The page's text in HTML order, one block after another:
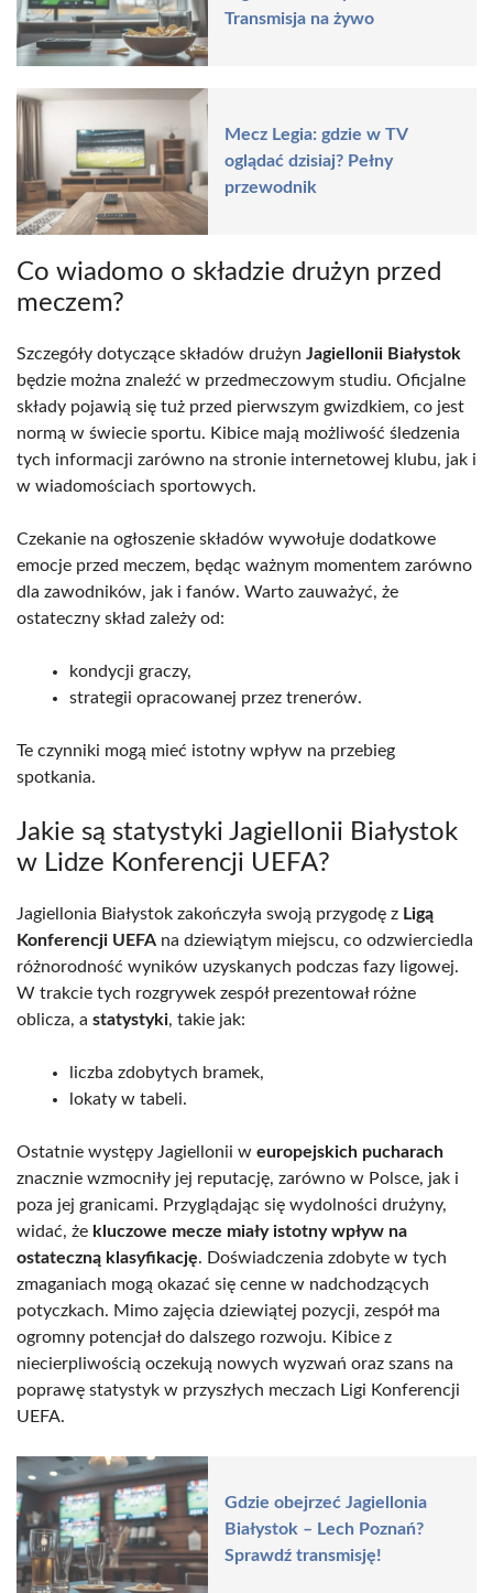
Transmisja na żywo
Mecz Legia: gdzie w TV
oglądać dzisiaj? Pełny
przewodnik
Co wiadomo o składzie drużyn przed
meczem?
Szczegóły dotyczące składów drużyn Jagiellonii Białystok
będzie można znaleźć w przedmeczowym studiu. Oficjalne
składy pojawią się tuż przed pierwszym gwizdkiem, co jest
normą w świecie sportu. Kibice mają możliwość śledzenia
tych informacji zarówno na stronie internetowej klubu, jak i
w wiadomościach sportowych.
Czekanie na ogłoszenie składów wywołuje dodatkowe
emocje przed meczem, będąc ważnym momentem zarówno
dla zawodników, jak i fanów. Warto zauważyć, że
ostateczny skład zależy od:
kondycji graczy,
strategii opracowanej przez trenerów.
Te czynniki mogą mieć istotny wpływ na przebieg
spotkania.
Jakie są statystyki Jagiellonii Białystok
w Lidze Konferencji UEFA?
Jagiellonia Białystok zakończyła swoją przygodę z Ligą
Konferencji UEFA na dziewiątym miejscu, co odzwierciedla
różnorodność wyników uzyskanych podczas fazy ligowej.
W trakcie tych rozgrywek zespół prezentował różne
oblicza, a statystyki, takie jak:
liczba zdobytych bramek,
lokaty w tabeli.
Ostatnie występy Jagiellonii w europejskich pucharach
znacznie wzmocniły jej reputację, zarówno w Polsce, jak i
poza jej granicami. Przyglądając się wydolności drużyny,
widać, że kluczowe mecze miały istotny wpływ na
ostateczną klasyfikację. Doświadczenia zdobyte w tych
zmaganiach mogą okazać się cenne w nadchodzących
potyczkach. Mimo zajęcia dziewiątej pozycji, zespół ma
ogromny potencjał do dalszego rozwoju. Kibice z
niecierpliwością oczekują nowych wyzwań oraz szans na
poprawę statystyk w przyszłych meczach Ligi Konferencji
UEFA.
Gdzie obejrzeć Jagiellonia
Białystok – Lech Poznań?
Sprawdź transmisję!